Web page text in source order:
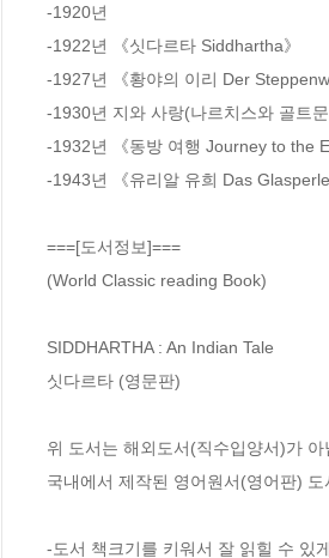
-1920년
-1922년 《싯다르타 Siddhartha》
-1927년 《황야의 이리 Der
-1930년 지와 사랑(나르치스와 골트
-1932년 《동방 여행 Journey to the
-1943년 《유리알 유희 Das
===[도서정보]===
(World Classic reading Book)
SIDDHARTHA : An Indian Tale
싯다르타 (영문판)
위 도서는 해외도서(직수입양서)가 아
국내에서 제작된 영어원서(영어판) 도
-도서 책크기를 키워서 잘 읽힐 수 있